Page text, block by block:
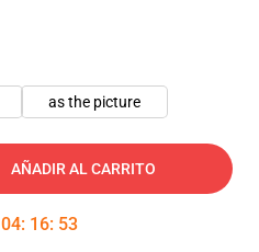
as the picture
AÑADIR AL CARRITO
04: 16: 52